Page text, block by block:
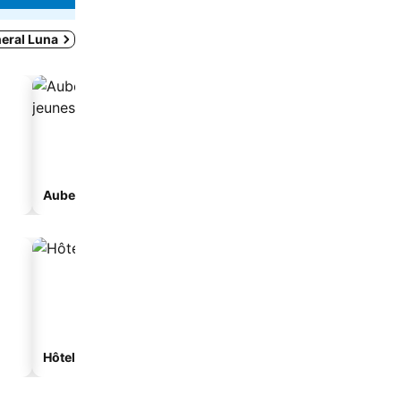
Luna
Auberge de jeunesse
Hôtels spa